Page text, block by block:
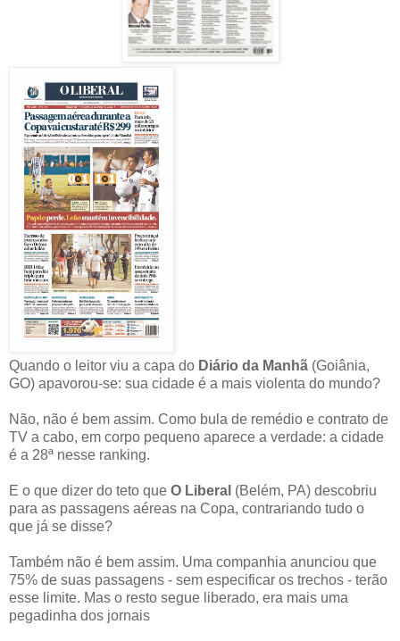
Quando o leitor viu a capa do Diário da Manhã (Goiânia,
GO) apavorou-se: sua cidade é a mais violenta do mundo?
Não, não é bem assim. Como bula de remédio e contrato de
TV a cabo, em corpo pequeno aparece a verdade: a cidade
é a 28ª nesse ranking.
E o que dizer do teto que O Liberal (Belém, PA) descobriu
para as passagens aéreas na Copa, contrariando tudo o
que já se disse?
Também não é bem assim. Uma companhia anunciou que
75% de suas passagens - sem especificar os trechos - terão
esse limite. Mas o resto segue liberado, era mais uma
pegadinha dos jornais